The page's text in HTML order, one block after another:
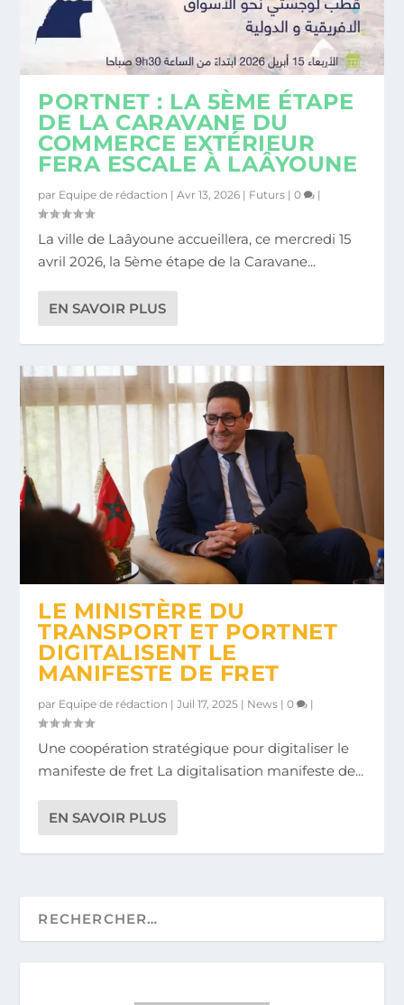
PORTNET : LA 5ÈME ÉTAPE
DE LA CARAVANE DU
COMMERCE EXTÉRIEUR
FERA ESCALE À LAÂYOUNE
par Equipe de rédaction |Avr 13, 2026 | Futurs |0 |
La ville de Laâyoune accueillera, ce mercredi 15
avril 2026, la 5ème étape de la Caravane...
EN SAVOIR PLUS
LE MINISTÈRE DU
TRANSPORT ET PORTNET
DIGITALISENT LE
MANIFESTE DE FRET
par Equipe de rédaction |Juil 17, 2025 | News |0 |
Une coopération stratégique pour digitaliser le
manifeste de fret La digitalisation manifeste de...
EN SAVOIR PLUS